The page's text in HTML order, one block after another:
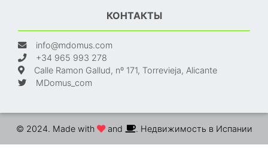
КОНТАКТЫ
info@mdomus.com
+34 965 993 278
Calle Ramon Gallud, nº 171, Torrevieja, Alicante
MDomus_com
© 2024. Made with and . Недвижимость в Испании